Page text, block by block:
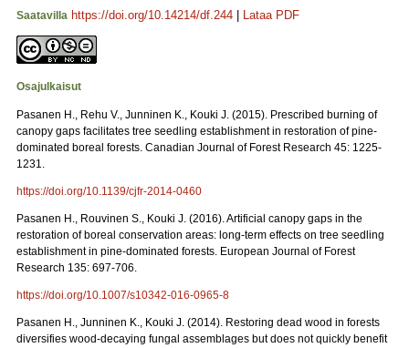
Saatavilla https://doi.org/10.14214/df.244 Lataa PDF
Osajulkaisut
Pasanen H., Rehu V., Junninen K., Kouki J. (2015). Prescribed burning of
canopy gaps facilitates tree seedling establishment in restoration of pine-
dominated boreal forests. Canadian Journal of Forest Research 45: 1225-
1231.
https://doi.org/10.1139/cjfr-2014-0460
Pasanen H., Rouvinen S., Kouki J. (2016). Artificial canopy gaps in the
restoration of boreal conservation areas: long-term effects on tree seedling
establishment in pine-dominated forests. European Journal of Forest
Research 135: 697-706.
https://doi.org/10.1007/s10342-016-0965-8
Pasanen H., Junninen K., Kouki J. (2014). Restoring dead wood in forests
diversifies wood-decaying fungal assemblages but does not quickly benefit